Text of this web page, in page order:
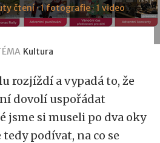
čtení · 1 fotografie · 1 video
Kultura
rozjíždí a vypadá to, že
dovolí uspořádat
jsme si museli po dva oky
podívat, na co se